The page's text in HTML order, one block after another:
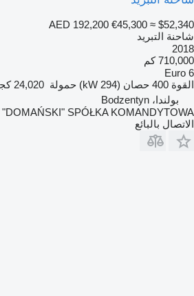
AED 192,200 €45,300 ≈ $52,340
شاحنة التبريد
2018
710,000 كم
Euro 6
القوة 400 حصان (294 kW) حمولة 24,020 كجم
بولندا، Bodzentyn
"DOMAŃSKI" SPÓŁKA KOMANDYTOWA
الاتصال بالبائع